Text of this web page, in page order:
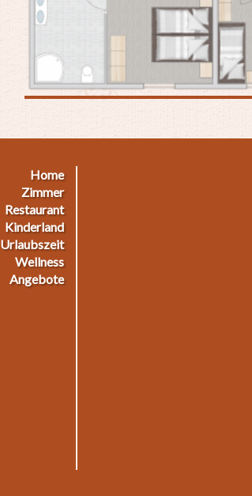
Home
Zimmer
Restaurant
Kinderland
Urlaubszeit
Wellness
Angebote